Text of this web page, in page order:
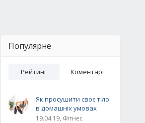
Популярне
Рейтинг Коментарі
Як просушити своє тіло
в домашніх умовах
19.04.19, Фітнес